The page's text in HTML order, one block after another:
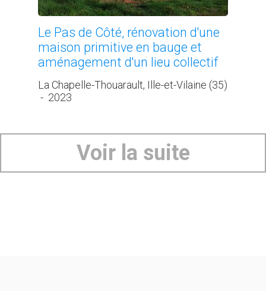
Le Pas de Côté, rénovation d'une
maison primitive en bauge et
aménagement d'un lieu collectif
La Chapelle-Thouarault, Ille-et-Vilaine (35)
- 2023
Voir la suite